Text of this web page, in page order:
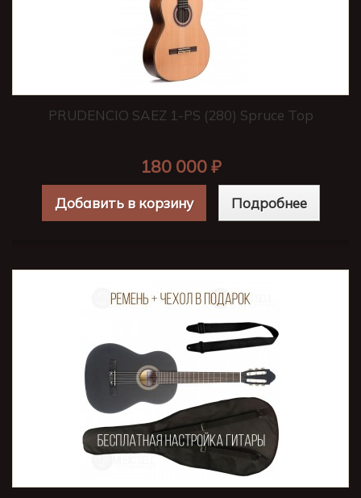
PRUDENCIO SAEZ 1-PS (280) Spruce Top
180 000 ₽
Добавить в корзину Подробнее